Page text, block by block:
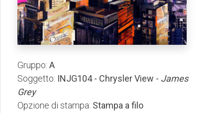
Gruppo: A
Soggetto: INJG104 - Chrysler View - James
Grey
Opzione di stampa: Stampa a filo